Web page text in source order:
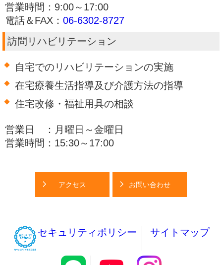
営業時間：9:00～17:00
電話＆FAX： 06-6302-8727
訪問リハビリテーション
自宅でのリハビリテーションの実施
在宅療養生活指導及び介護方法の指導
住宅改修・福祉用具の相談
営業日 ：月曜日～金曜日
営業時間：15:30～17:00
アクセス お問い合わせ
セキュリティポリシー サイトマップ